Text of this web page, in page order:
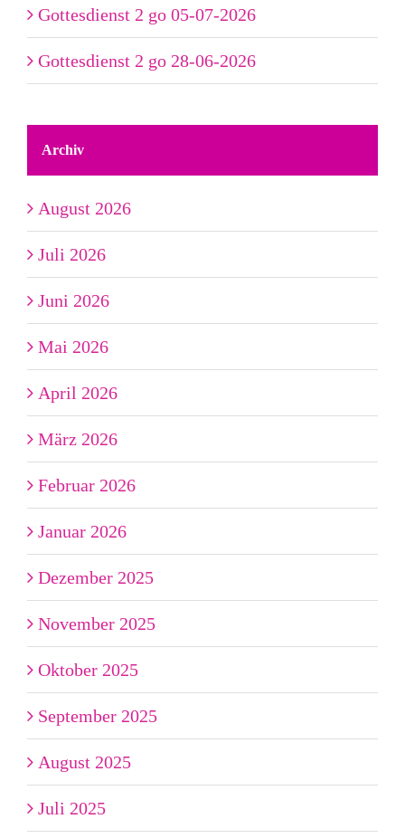
Gottesdienst 2 go 05-07-2026
Gottesdienst 2 go 28-06-2026
Archiv
August 2026
Juli 2026
Juni 2026
Mai 2026
April 2026
März 2026
Februar 2026
Januar 2026
Dezember 2025
November 2025
Oktober 2025
September 2025
August 2025
Juli 2025